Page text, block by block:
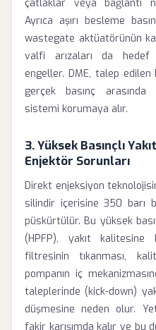
çatlaklar veya bağlantı
Ayrıca aşırı besleme
wastegate aktüatörünün
valfi arızaları da hedef
engeller. DME, talep edilen
gerçek basınç
sistemi korumaya alır.
3. Yüksek Basınçlı
Enjektör Sorunları
Direkt enjeksiyon
silindir içerisine 350 barı
püskürtülür. Bu yüksek
(HPFP), yakıt kalitesine
filtresinin tıkanması,
pompanın iç
taleplerinde (kick-down)
düşmesine neden olur.
fakir karışımda kalır ve bu